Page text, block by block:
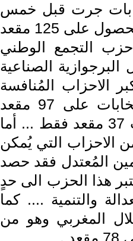
جرت قبل خمس
سنوات من تسجيل انتصار كبير في الحصول على 125 مقعد
التجمع الوطني
الصناعية
الاحزاب المُنافسة
للاخوان) من الحصول في هذه الانتخابات على 97 مقعد
بينما كان قد حصد قبل خمس سنوات 37 مقعد فقط ... أما
الاحزاب التي يُمكن
المُعتدل فقد حصد
هذا الحزب الى حدٍ
والتنمية .... كما
المغربي وهو من
.